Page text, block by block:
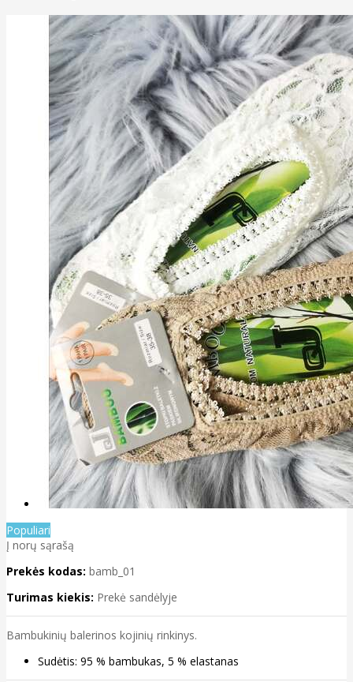
Populiari
Į norų sąrašą
Prekės kodas: bamb_01
Turimas kiekis: Prekė sandėlyje
Bambukinių balerinos kojinių rinkinys.
Sudėtis: 95 % bambukas, 5 % elastanas